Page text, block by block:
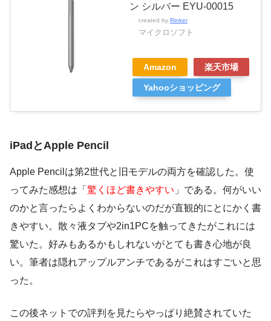
ン シルバー EYU-00015
created by Rinker
マイクロソフト
Amazon 楽天市場
Yahooショッピング
iPadとApple Pencil
Apple Pencilは第2世代と旧モデルの両方を確認した。使
ってみた感想は「 驚くほど書きやすい 」である。何がいい
のかと言ったらよくわからないのだが直観的にとにかく書
きやすい。散々液タブや2in1PCを触ってきたがこれには
驚いた。好みもあるかもしれないがとても書き心地が良
い。筆者は隠れアップルアンチであるがこれはすごいと思
った。
この後ネットでの評判を見たらやっぱり絶賛されていた